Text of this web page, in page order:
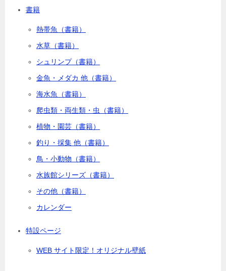
書籍
熱帯魚（書籍）
水草（書籍）
シュリンプ（書籍）
金魚・メダカ 他（書籍）
海水魚（書籍）
爬虫類・両生類・虫（書籍）
植物・園芸（書籍）
釣り・採集 他（書籍）
鳥・小動物（書籍）
水族館シリーズ（書籍）
その他（書籍）
カレンダー
特設ページ
WEB サイト限定！オリジナル壁紙